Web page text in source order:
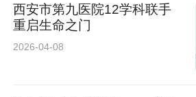
西安市第九医院12学科联手
重启生命之门
2026-04-08